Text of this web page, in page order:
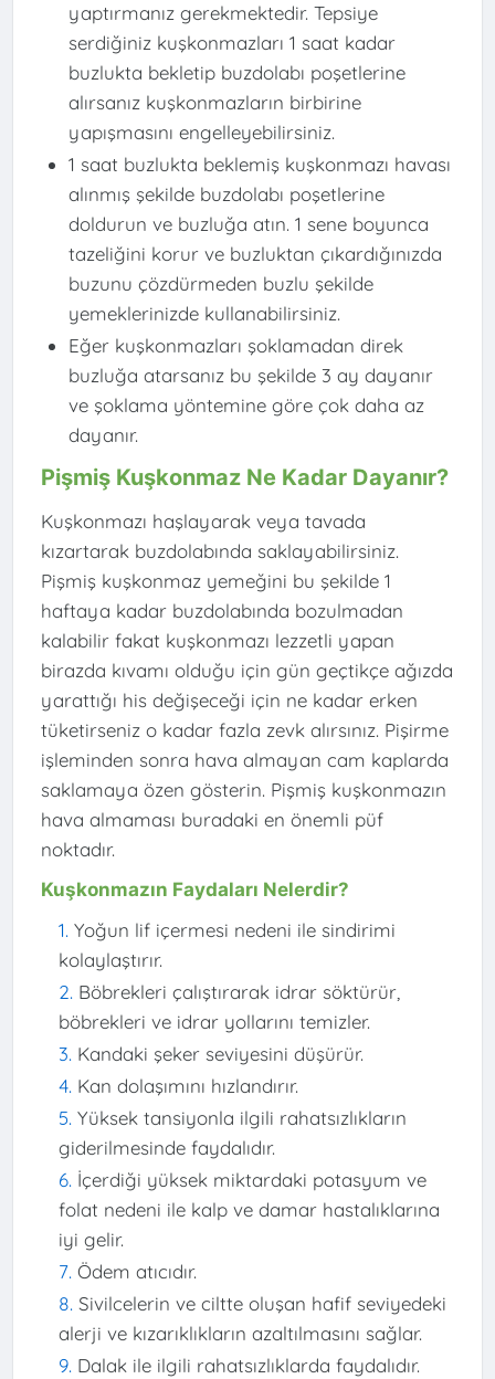
yaptırmanız gerekmektedir. Tepsiye
serdiğiniz kuşkonmazları 1 saat kadar
buzlukta bekletip buzdolabı poşetlerine
alırsanız kuşkonmazların birbirine
yapışmasını engelleyebilirsiniz.
1 saat buzlukta beklemiş kuşkonmazı havası
alınmış şekilde buzdolabı poşetlerine
doldurun ve buzluğa atın. 1 sene boyunca
tazeliğini korur ve buzluktan çıkardığınızda
buzunu çözdürmeden buzlu şekilde
yemeklerinizde kullanabilirsiniz.
Eğer kuşkonmazları şoklamadan direk
buzluğa atarsanız bu şekilde 3 ay dayanır
ve şoklama yöntemine göre çok daha az
dayanır.
Pişmiş Kuşkonmaz Ne Kadar Dayanır?
Kuşkonmazı haşlayarak veya tavada
kızartarak buzdolabında saklayabilirsiniz.
Pişmiş kuşkonmaz yemeğini bu şekilde 1
haftaya kadar buzdolabında bozulmadan
kalabilir fakat kuşkonmazı lezzetli yapan
birazda kıvamı olduğu için gün geçtikçe ağızda
yarattığı his değişeceği için ne kadar erken
tüketirseniz o kadar fazla zevk alırsınız. Pişirme
işleminden sonra hava almayan cam kaplarda
saklamaya özen gösterin. Pişmiş kuşkonmazın
hava almaması buradaki en önemli püf
noktadır.
Kuşkonmazın Faydaları Nelerdir?
Yoğun lif içermesi nedeni ile sindirimi
kolaylaştırır.
Böbrekleri çalıştırarak idrar söktürür,
böbrekleri ve idrar yollarını temizler.
Kandaki şeker seviyesini düşürür.
Kan dolaşımını hızlandırır.
Yüksek tansiyonla ilgili rahatsızlıkların
giderilmesinde faydalıdır.
İçerdiği yüksek miktardaki potasyum ve
folat nedeni ile kalp ve damar hastalıklarına
iyi gelir.
Ödem atıcıdır.
Sivilcelerin ve ciltte oluşan hafif seviyedeki
alerji ve kızarıklıkların azaltılmasını sağlar.
Dalak ile ilgili rahatsızlıklarda faydalıdır.